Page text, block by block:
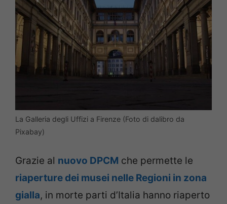
La Galleria degli Uffizi a Firenze (Foto di dalibro da
Pixabay)
Grazie al nuovo DPCM che permette le
riaperture dei musei nelle Regioni in zona
gialla, in morte parti d’Italia hanno riaperto